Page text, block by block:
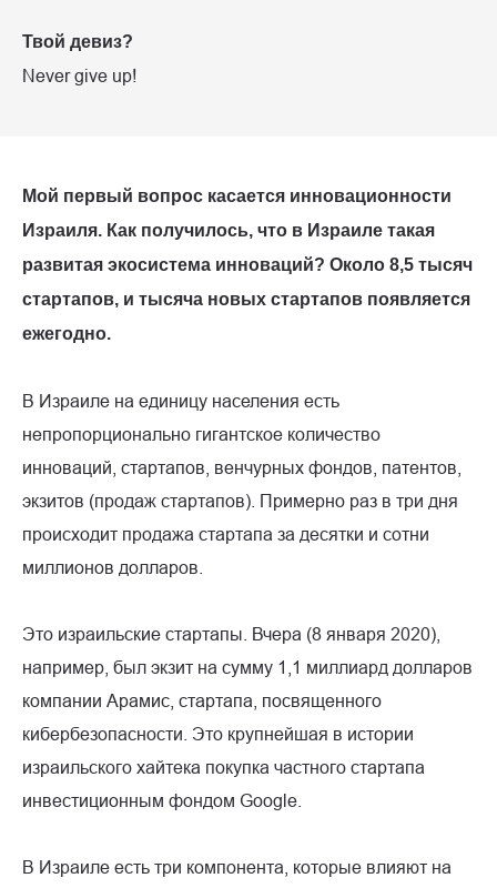
Твой девиз?
Never give up!
Мой первый вопрос касается инновационности
Израиля. Как получилось, что в Израиле такая
развитая экосистема инноваций? Около 8,5 тысяч
стартапов, и тысяча новых стартапов появляется
ежегодно.
В Израиле на единицу населения есть
непропорционально гигантское количество
инноваций, стартапов, венчурных фондов, патентов,
экзитов (продаж стартапов). Примерно раз в три дня
происходит продажа стартапа за десятки и сотни
миллионов долларов.
Это израильские стартапы. Вчера (8 января 2020),
например, был экзит на сумму 1,1 миллиард долларов
компании Арамис, стартапа, посвященного
кибербезопасности. Это крупнейшая в истории
израильского хайтека покупка частного стартапа
инвестиционным фондом Google.
В Израиле есть три компонента, которые влияют на